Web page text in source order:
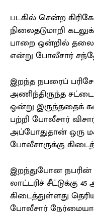
படகில் சென்ற
நிலைதடுமாறி
பாறை ஒன்றில் தலை
என்று போலீசார்
இறந்த நபரைப்
அணிந்திருந்த
ஒன்று இருந்ததைக்
பற்றி போலீசார்
அப்போதுதான் ஒரு
போலீசாருக்கு
இறந்துபோன
லாட்டரிச் சீட்டுக்கு
கிடைத்துள்ளது
போலீசார்